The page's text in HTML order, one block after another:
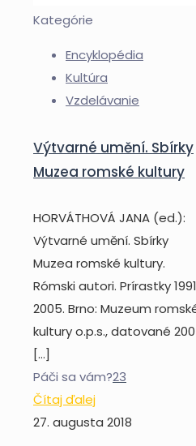
Kategórie
Encyklopédia
Kultúra
Vzdelávanie
Výtvarné umění. Sbírky
Muzea romské kultury
HORVÁTHOVÁ JANA (ed.):
Výtvarné umění. Sbírky
Muzea romské kultury.
Rómski autori. Prírastky
2005. Brno: Muzeum
kultury o.p.s., datované
[…]
Páči sa vám?23
Čítaj ďalej
27. augusta 2018